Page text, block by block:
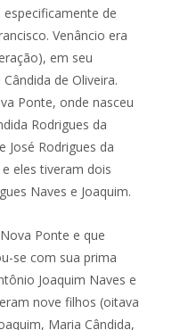
de
Venâncio era
em seu
de Oliveira.
Ponte, onde nasceu
Rodrigues da
José Rodrigues da
eles tiveram dois
Naves e Joaquim.
Ponte e que
se com sua prima
Joaquim Naves e
nove filhos (oitava
Maria Cândida,